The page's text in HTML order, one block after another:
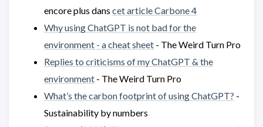
encore plus dans cet article Carbone 4
Why using ChatGPT is not bad for the
environment - a cheat sheet - The Weird Turn Pro
Replies to criticisms of my ChatGPT & the
environment - The Weird Turn Pro
What’s the carbon footprint of using ChatGPT? -
Sustainability by numbers